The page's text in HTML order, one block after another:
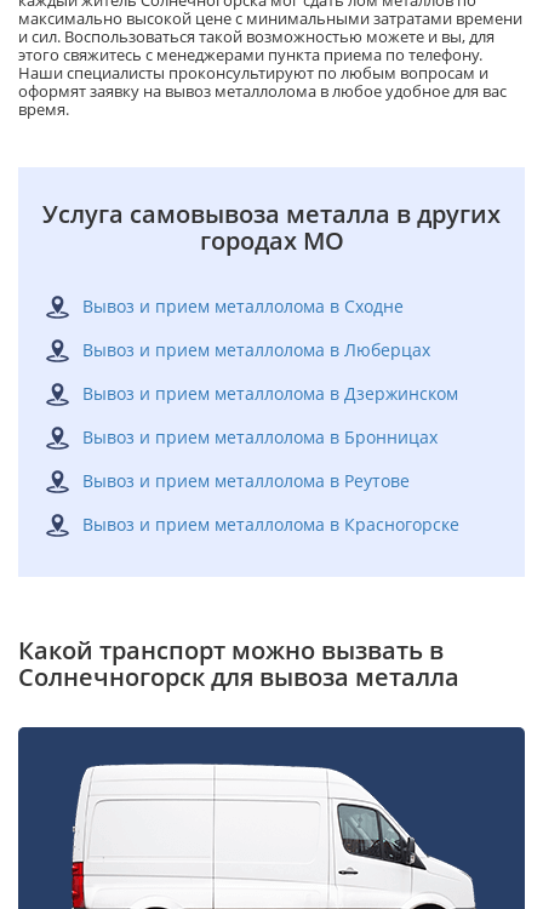
максимально высокой цене с минимальными затратами времени
и сил. Воспользоваться такой возможностью можете и вы, для
этого свяжитесь с менеджерами пункта приема по телефону.
Наши специалисты проконсультируют по любым вопросам и
оформят заявку на вывоз металлолома в любое удобное для вас
время.
Услуга самовывоза металла в других
городах МО
Вывоз и прием металлолома в Сходне
Вывоз и прием металлолома в Люберцах
Вывоз и прием металлолома в Дзержинском
Вывоз и прием металлолома в Бронницах
Вывоз и прием металлолома в Реутове
Вывоз и прием металлолома в Красногорске
Какой транспорт можно вызвать в
Солнечногорск для вывоза металла